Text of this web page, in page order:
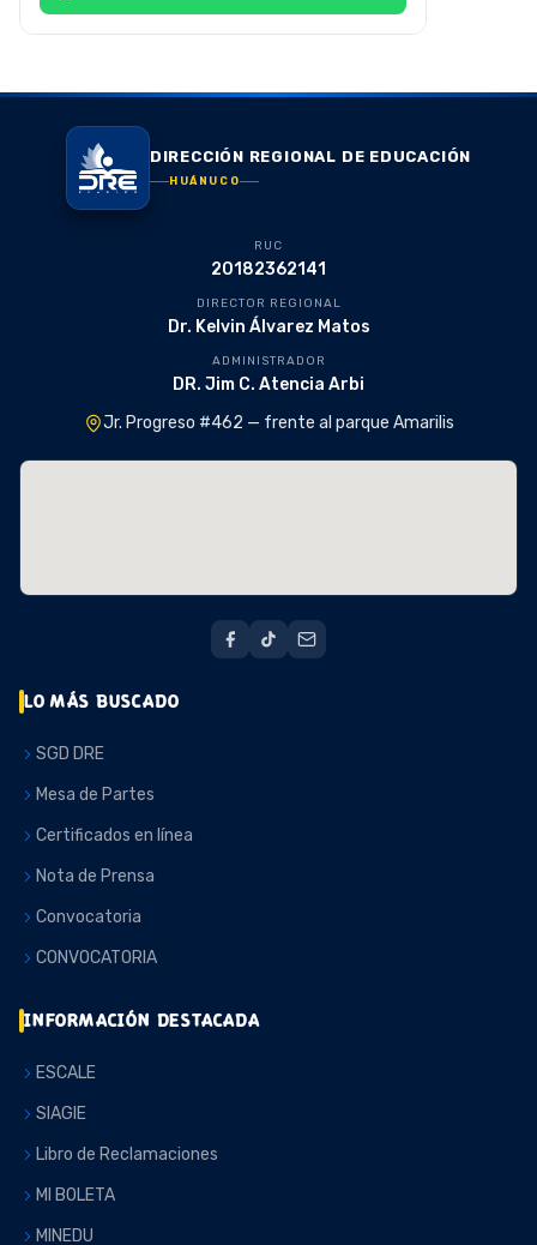
DIRECCIÓN REGIONAL DE EDUCACIÓN
HUÁNUCO
RUC
20182362141
DIRECTOR REGIONAL
Dr. Kelvin Álvarez Matos
ADMINISTRADOR
DR. Jim C. Atencia Arbi
Jr. Progreso #462 — frente al parque Amarilis
LO MÁS BUSCADO
SGD DRE
Mesa de Partes
Certificados en línea
Nota de Prensa
Convocatoria
CONVOCATORIA
INFORMACIÓN DESTACADA
ESCALE
SIAGIE
Libro de Reclamaciones
MI BOLETA
MINEDU